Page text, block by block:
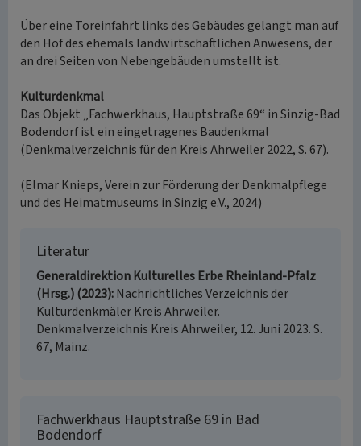
Über eine Toreinfahrt links des Gebäudes gelangt man auf
den Hof des ehemals landwirtschaftlichen Anwesens, der
an drei Seiten von Nebengebäuden umstellt ist.
Kulturdenkmal
Das Objekt „Fachwerkhaus, Hauptstraße 69“ in Sinzig-Bad
Bodendorf ist ein eingetragenes Baudenkmal
(Denkmalverzeichnis für den Kreis Ahrweiler 2022, S. 67).
(Elmar Knieps, Verein zur Förderung der Denkmalpflege
und des Heimatmuseums in Sinzig e.V., 2024)
Literatur
Generaldirektion Kulturelles Erbe Rheinland-Pfalz
(Hrsg.) (2023) Nachrichtliches Verzeichnis der
Kulturdenkmäler Kreis Ahrweiler.
Denkmalverzeichnis Kreis Ahrweiler, 12. Juni 2023. S.
67, Mainz.
Fachwerkhaus Hauptstraße 69 in Bad
Bodendorf